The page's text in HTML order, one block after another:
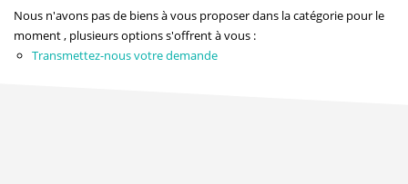
NOS AGENCES
Qui Sommes-Nous
Nous n'avons pas de biens à vous proposer dans la catégorie pour le
moment , plusieurs options s'offrent à vous :
Transmettez-nous votre demande